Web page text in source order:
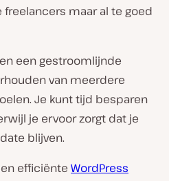
maar al te goed
een gestroomlijnde
van meerdere
Je kunt tijd besparen
je ervoor zorgt dat je
blijven.
efficiënte WordPress